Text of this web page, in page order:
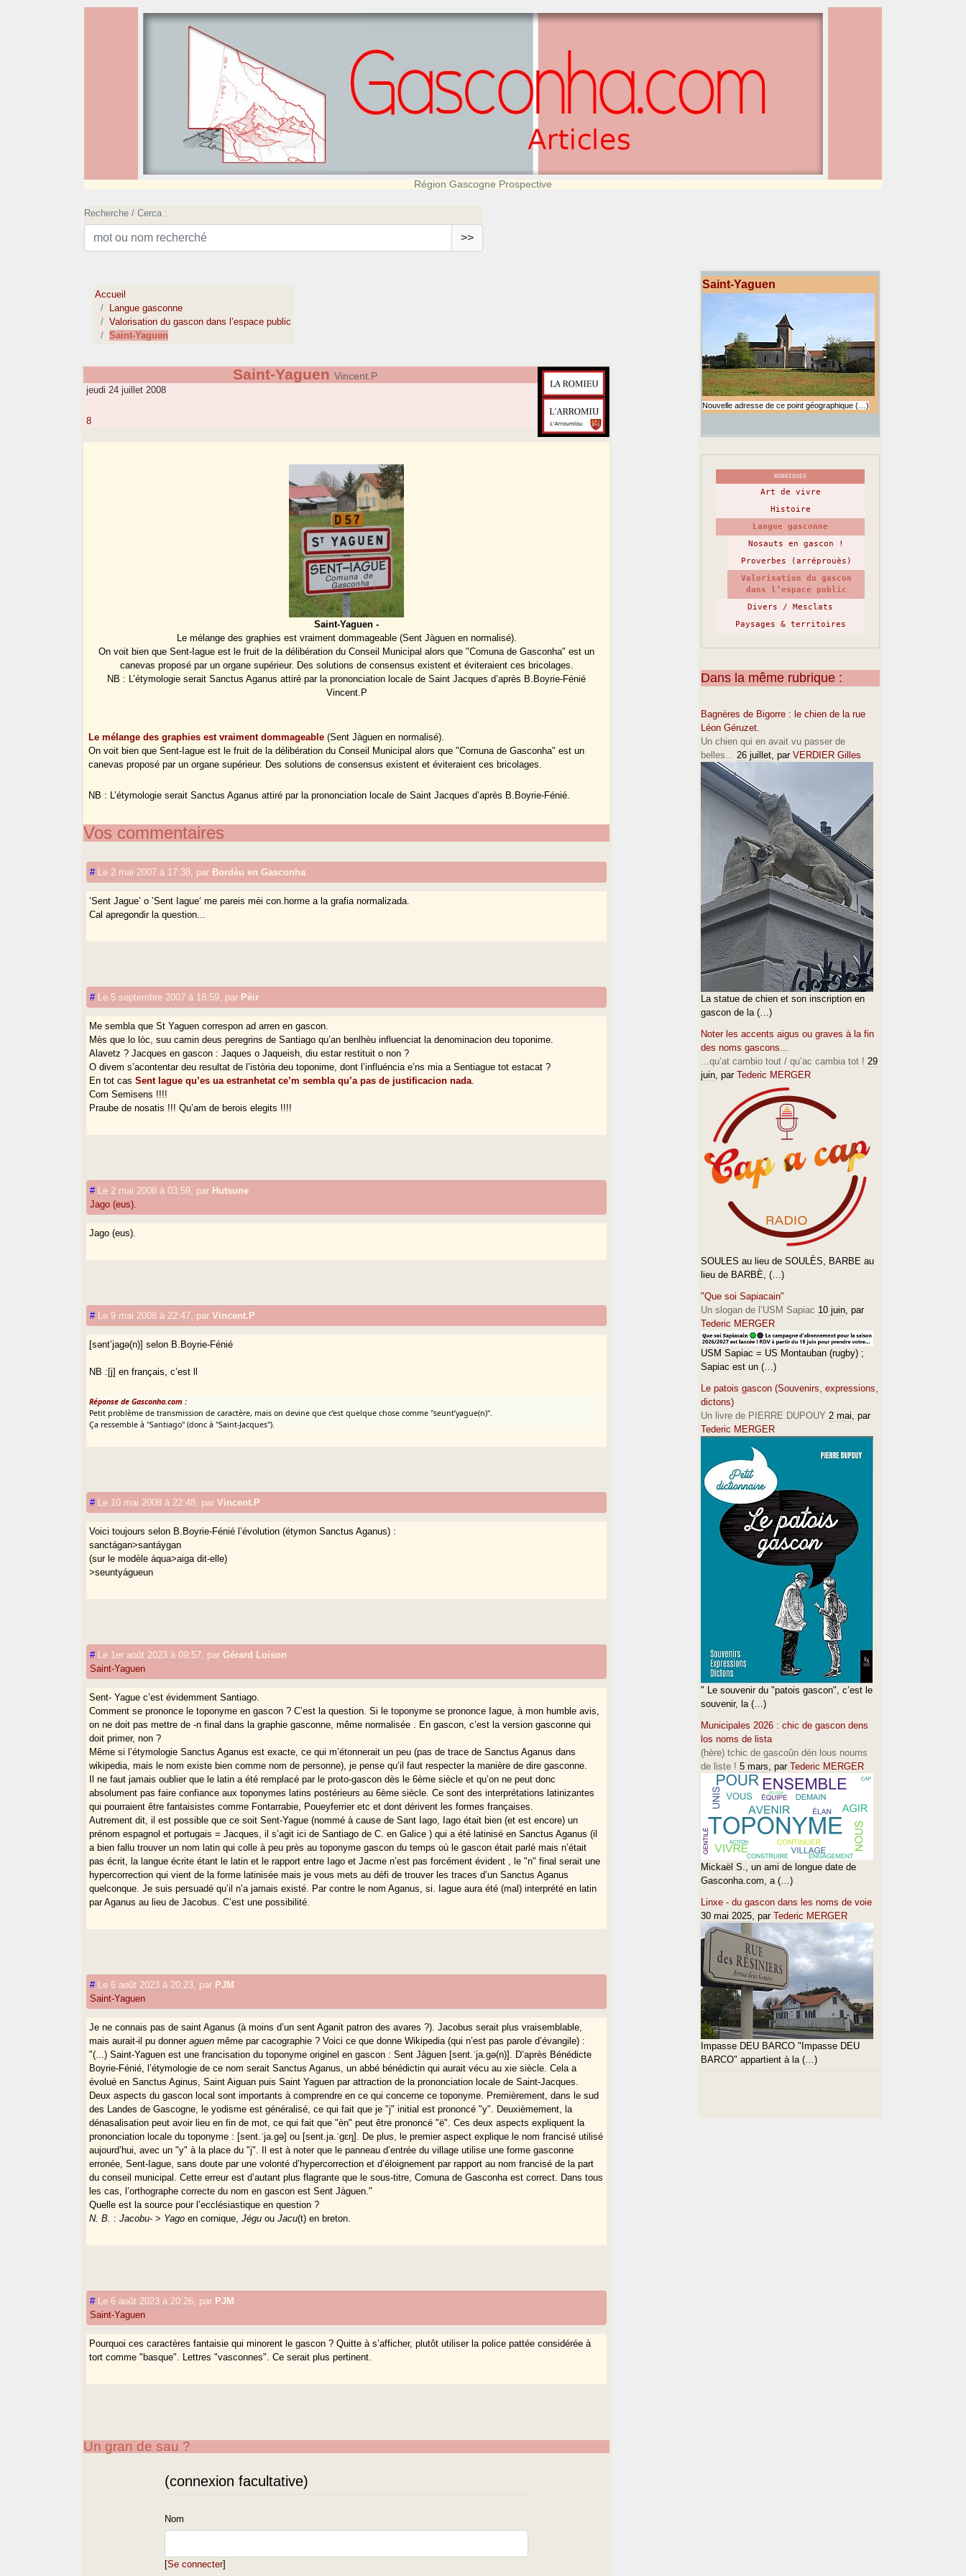
Région Gascogne Prospective
Recherche / Cerca :
>>
Accueil
Langue gasconne
Valorisation du gascon dans l’espace public
Saint-Yaguen
Saint-Yaguen Vincent.P
jeudi 24 juillet 2008
8
Saint-Yaguen -
Le mélange des graphies est vraiment dommageable (Sent Jàguen en normalisé).
On voit bien que Sent-Iague est le fruit de la délibération du Conseil Municipal alors que "Comuna de Gasconha" est un
canevas proposé par un organe supérieur. Des solutions de consensus existent et éviteraient ces bricolages.
NB : L’étymologie serait Sanctus Aganus attiré par la prononciation locale de Saint Jacques d’après B.Boyrie-Fénié
Vincent.P
Le mélange des graphies est vraiment dommageable (Sent Jàguen en normalisé).
On voit bien que Sent-Iague est le fruit de la délibération du Conseil Municipal alors que "Comuna de Gasconha" est un
canevas proposé par un organe supérieur. Des solutions de consensus existent et éviteraient ces bricolages.
NB : L’étymologie serait Sanctus Aganus attiré par la prononciation locale de Saint Jacques d’après B.Boyrie-Fénié.
Vos commentaires
# Le 2 mai 2007 à 17:38 par Bordèu en Gasconha
’Sent Jague’ o ’Sent Iague’ me pareis mèi con.horme a la grafia normalizada.
Cal apregondir la question...
# Le 5 septembre 2007 à 18:59 par Pèir
Me sembla que St Yaguen correspon ad arren en gascon.
Mès que lo lòc, suu camin deus peregrins de Santiago qu’an benlhèu influenciat la denominacion deu toponime.
Alavetz ? Jacques en gascon : Jaques o Jaqueish, diu estar restituit o non ?
O divem s’acontentar deu resultat de l’istòria deu toponime, dont l’influéncia e’ns mia a Sentiague tot estacat ?
En tot casSent Iague qu’es ua estranhetat ce’m sembla qu’a pas de justificacion nada
Com Semisens !!!!
Praube de nosatis !!! Qu’am de berois elegits !!!!
# Le 2 mai 2008 à 03:59 par Hutsune
Jago (eus).
Jago (eus).
# Le 9 mai 2008 à 22:47 parVincent.P
[sǝnt’jagǝ(n)] selon B.Boyrie-Fénié
NB :[j] en français, c’est ll
Réponse de Gasconha.com :
Petit problème de transmission de caractère, mais on devine que c’est quelque chose comme "seunt’yague(n)".
Ça ressemble à "Santiago" (donc à "Saint-Jacques").
# Le 10 mai 2008 à 22:48 parVincent.P
Voici toujours selon B.Boyrie-Fénié l’évolution (étymon Sanctus Aganus) :
sanctágan>santáygan
(sur le modèle áqua>aiga dit-elle)
>seuntyágueun
# Le 1er août 2023 à 09:57 parGérard Loison
Saint-Yaguen
Sent- Yague c’est évidemment Santiago.
Comment se prononce le toponyme en gascon ? C’est la question. Si le toponyme se prononce Iague, à mon humble avis,
on ne doit pas mettre de -n final dans la graphie gasconne, même normalisée . En gascon, c’est la version gasconne qui
doit primer, non ?
Même si l’étymologie Sanctus Aganus est exacte, ce qui m’étonnerait un peu (pas de trace de Sanctus Aganus dans
wikipedia, mais le nom existe bien comme nom de personne), je pense qu’il faut respecter la manière de dire gasconne.
Il ne faut jamais oublier que le latin a été remplacé par le proto-gascon dès le 6ème siècle et qu’on ne peut donc
absolument pas faire confiance aux toponymes latins postérieurs au 6ème siècle. Ce sont des interprétations latinizantes
qui pourraient être fantaisistes comme Fontarrabie, Poueyferrier etc et dont dérivent les formes françaises.
Autrement dit, il est possible que ce soit Sent-Yague (nommé à cause de Sant Iago, Iago était bien (et est encore) un
prénom espagnol et portugais = Jacques, il s’agit ici de Santiago de C. en Galice ) qui a été latinisé en Sanctus Aganus (il
a bien fallu trouver un nom latin qui colle à peu près au toponyme gascon du temps où le gascon était parlé mais n’était
pas écrit, la langue écrite étant le latin et le rapport entre Iago et Jacme n’est pas forcément évident , le "n" final serait une
hypercorrection qui vient de la forme latinisée mais je vous mets au défi de trouver les traces d’un Sanctus Aganus
quelconque. Je suis persuadé qu’il n’a jamais existé. Par contre le nom Aganus, si. Iague aura été (mal) interprété en latin
par Aganus au lieu de Jacobus. C’est une possibilité.
# Le 6 août 2023 à 20:23 par PJM
Saint-Yaguen
Je ne connais pas de saint Aganus (à moins d’un sent Aganit patron des avares ?). Jacobus serait plus vraisemblable,
mais aurait-il pu donneraguen même par cacographie ? Voici ce que donne Wikipedia (qui n’est pas parole d’évangile) :
"(...) Saint-Yaguen est une francisation du toponyme originel en gascon : Sent Jàguen [sent.ˈja.gə(n)]. D’après Bénédicte
Boyrie-Fénié, l’étymologie de ce nom serait Sanctus Aganus, un abbé bénédictin qui aurait vécu au xie siècle. Cela a
évolué en Sanctus Aginus, Saint Aiguan puis Saint Yaguen par attraction de la prononciation locale de Saint-Jacques.
Deux aspects du gascon local sont importants à comprendre en ce qui concerne ce toponyme. Premièrement, dans le sud
des Landes de Gascogne, le yodisme est généralisé, ce qui fait que je "j" initial est prononcé "y". Deuxièmement, la
dénasalisation peut avoir lieu en fin de mot, ce qui fait que "èn" peut être prononcé "ë". Ces deux aspects expliquent la
prononciation locale du toponyme : [sent.ˈja.gə] ou [sent.ja.ˈgɛŋ]. De plus, le premier aspect explique le nom francisé utilisé
aujourd’hui, avec un "y" à la place du "j". Il est à noter que le panneau d’entrée du village utilise une forme gasconne
erronée, Sent-Iague, sans doute par une volonté d’hypercorrection et d’éloignement par rapport au nom francisé de la part
du conseil municipal. Cette erreur est d’autant plus flagrante que le sous-titre, Comuna de Gasconha est correct. Dans tous
les cas, l’orthographe correcte du nom en gascon est Sent Jàguen."
Quelle est la source pour l’ecclésiastique en question ?
N. B. :Jacobu- > Yago en cornique,Jégu ouJacu(t) en breton.
# Le 6 août 2023 à 20:26 par PJM
Saint-Yaguen
Pourquoi ces caractères fantaisie qui minorent le gascon ? Quitte à s’afficher, plutôt utiliser la police pattée considérée à
tort comme "basque". Lettres "vasconnes". Ce serait plus pertinent.
Un gran de sau ?
(connexion facultative)
Nom
[Se connecter]
Saint-Yaguen
Nouvelle adresse de ce point géographique (…)
RUBRIQUES
Art de vivre
Histoire
Langue gasconne
Nosauts en gascon !
Proverbes (arréprouès)
Valorisation du gascon
dans l’espace public
Divers / Mesclats
Paysages & territoires
Dans la même rubrique :
Bagnères de Bigorre : le chien de la rue
Léon Géruzet.
Un chien qui en avait vu passer de
belles... 26 juillet, par VERDIER Gilles
La statue de chien et son inscription en
gascon de la (…)
Noter les accents aigus ou graves à la fin
des noms gascons...
...qu’at cambio tout / qu’ac cambia tot ! 29
juin, par Tederic MERGER
SOULES au lieu de SOULÈS, BARBE au
lieu de BARBÈ, (…)
"Que soi Sapiacain"
Un slogan de l’USM Sapiac 10 juin, par
Tederic MERGER
USM Sapiac = US Montauban (rugby) ;
Sapiac est un (…)
Le patois gascon (Souvenirs, expressions,
dictons)
Un livre de PIERRE DUPOUY 2 mai, par
Tederic MERGER
" Le souvenir du "patois gascon", c’est le
souvenir, la (…)
Municipales 2026 : chic de gascon dens
los noms de lista
(hère) tchic de gascoûn dén lous noums
de liste ! 5 mars, par Tederic MERGER
Mickaël S., un ami de longue date de
Gasconha.com, a (…)
Linxe - du gascon dans les noms de voie
30 mai 2025, par Tederic MERGER
Impasse DEU BARCO "Impasse DEU
BARCO" appartient à la (…)